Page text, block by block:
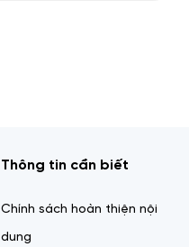
Thông tin cần biết
Chính sách hoàn thiện nội
dung